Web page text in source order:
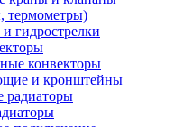
гидрострелки
конвекторы
и кронштейны
радиаторы